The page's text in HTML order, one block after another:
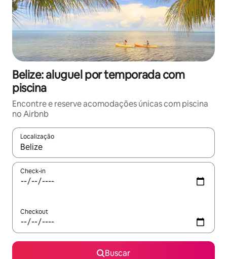
Belize: aluguel por temporada com
piscina
Encontre e reserve acomodações únicas com piscina
no Airbnb
Localização
Quando os resultados estiverem disponíveis, explore-os
Check-in
Checkout
Buscar